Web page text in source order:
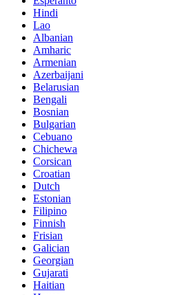
Hindi
Lao
Albanian
Amharic
Armenian
Azerbaijani
Belarusian
Bengali
Bosnian
Bulgarian
Cebuano
Chichewa
Corsican
Croatian
Dutch
Estonian
Filipino
Finnish
Frisian
Galician
Georgian
Gujarati
Haitian